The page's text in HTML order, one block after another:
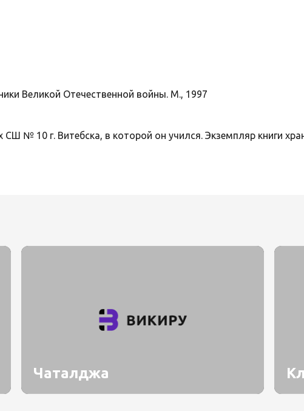
Великой Отечественной войны. М., 1997
СШ № 10 г. Витебска, в которой он учился. Экземпляр книги
Чаталджа